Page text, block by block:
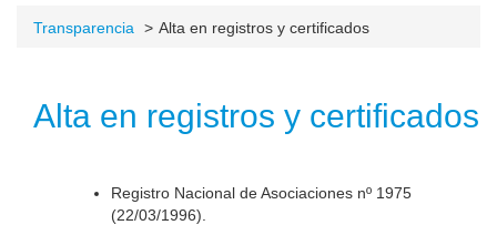
Transparencia Alta en registros y certificados
Alta en registros y certificados
Registro Nacional de Asociaciones nº 1975
(22/03/1996).